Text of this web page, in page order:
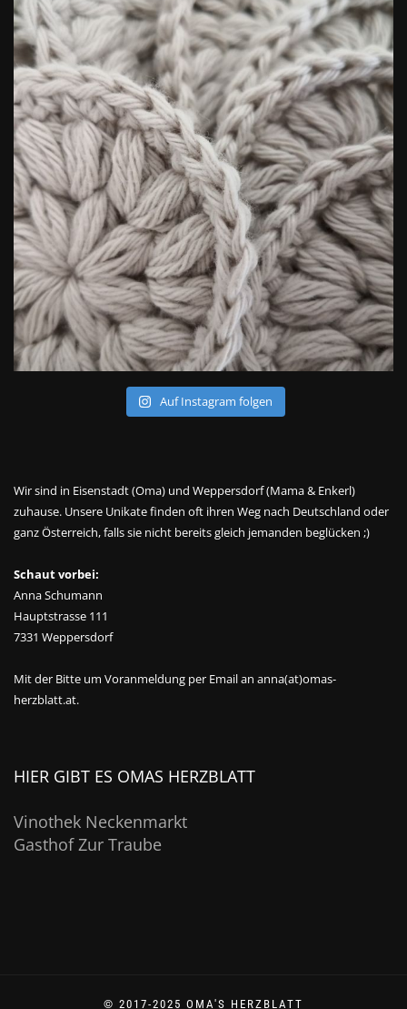
Auf Instagram folgen
Wir sind in Eisenstadt (Oma) und Weppersdorf (Mama & Enkerl)
zuhause. Unsere Unikate finden oft ihren Weg nach Deutschland oder
ganz Österreich, falls sie nicht bereits gleich jemanden beglücken ;)
Schaut vorbei:
Anna Schumann
Hauptstrasse 111
7331 Weppersdorf
Mit der Bitte um Voranmeldung per Email an anna(at)omas-
herzblatt.at.
HIER GIBT ES OMAS HERZBLATT
Vinothek Neckenmarkt
Gasthof Zur Traube
© 2017-2025 OMA'S HERZBLATT